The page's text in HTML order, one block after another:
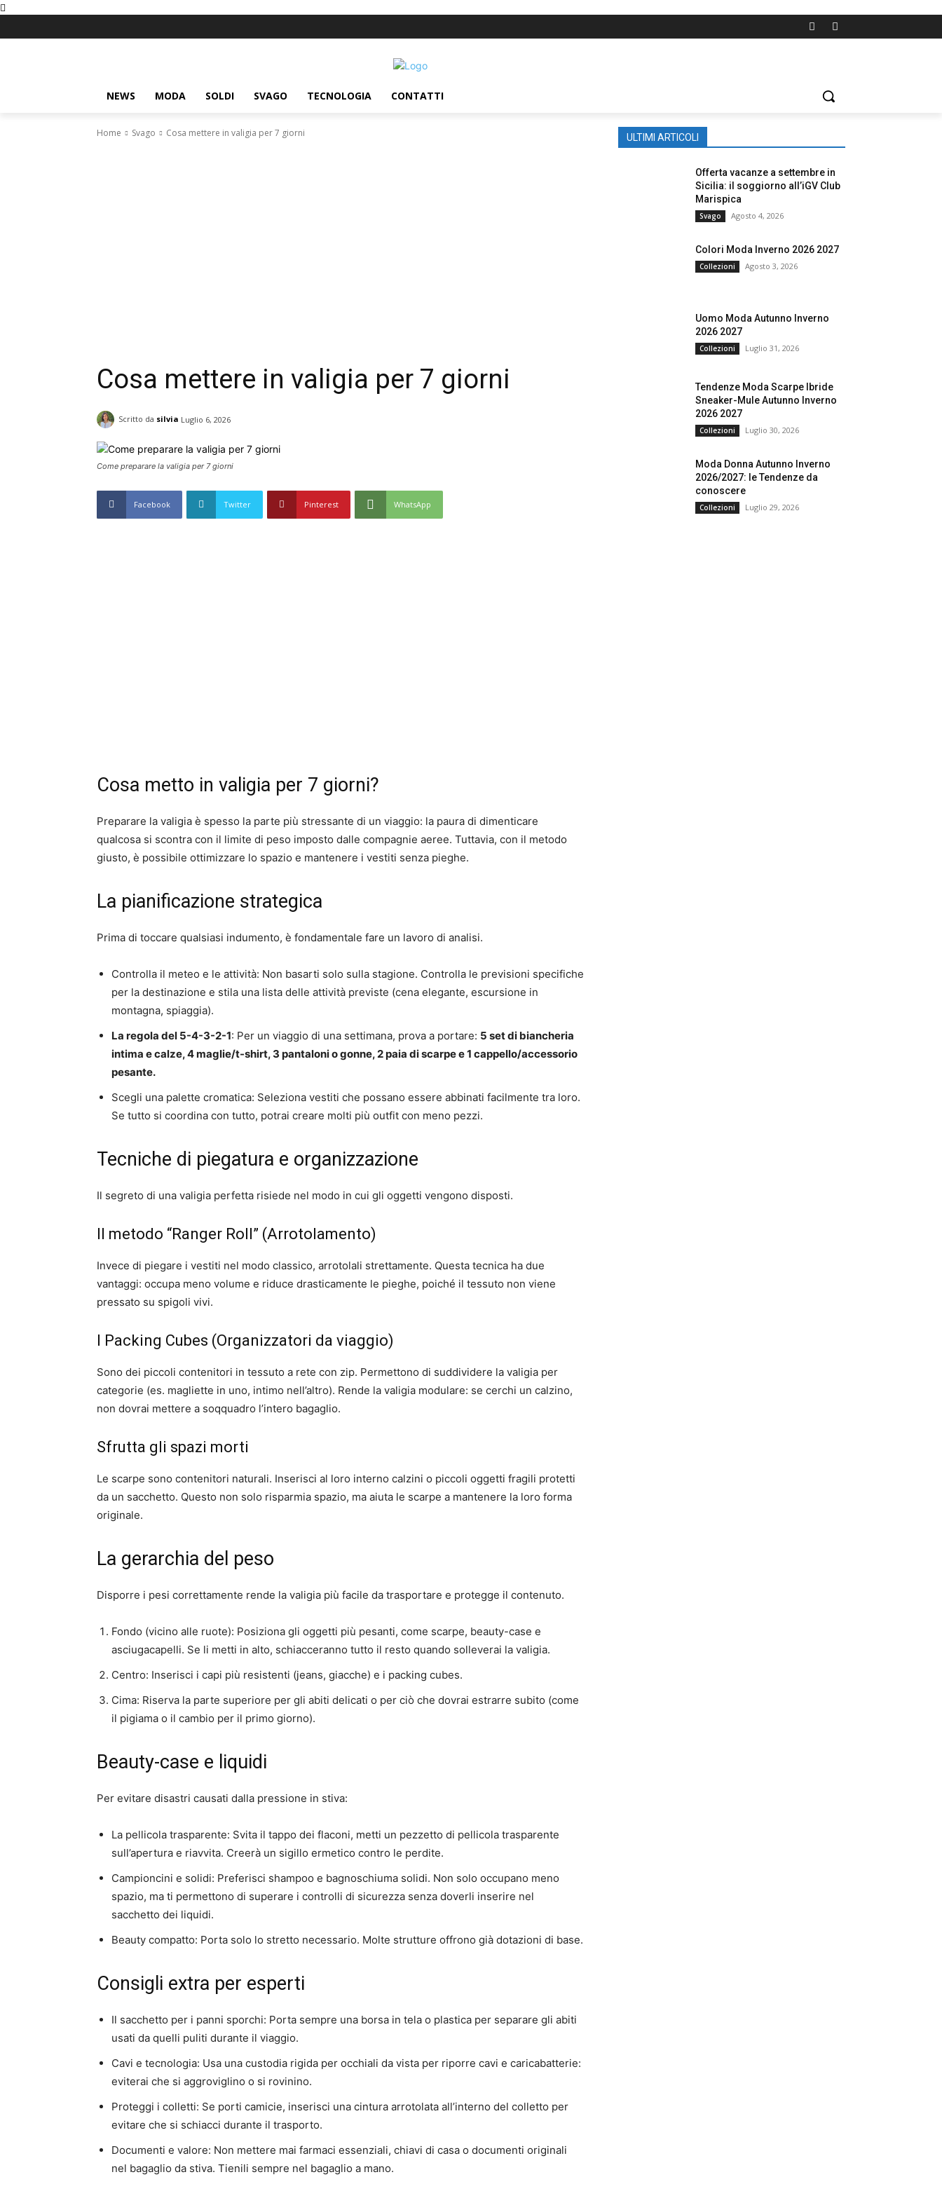
NEWS MODA SOLDI SVAGO TECNOLOGIA CONTATTI
Home Svago Cosa mettere in valigia per 7 giorni
Cosa mettere in valigia per 7 giorni
Scritto da silvia Luglio 6, 2026
Come preparare la valigia per 7 giorni
Facebook Twitter Pinterest WhatsApp
Cosa metto in valigia per 7 giorni?
Preparare la valigia è spesso la parte più stressante di un viaggio: la paura di dimenticare
qualcosa si scontra con il limite di peso imposto dalle compagnie aeree. Tuttavia, con il metodo
giusto, è possibile ottimizzare lo spazio e mantenere i vestiti senza pieghe.
La pianificazione strategica
Prima di toccare qualsiasi indumento, è fondamentale fare un lavoro di analisi.
Controlla il meteo e le attività: Non basarti solo sulla stagione. Controlla le previsioni specifiche
per la destinazione e stila una lista delle attività previste (cena elegante, escursione in
montagna, spiaggia).
La regola del 5-4-3-2-1: Per un viaggio di una settimana, prova a portare: 5 set di biancheria
intima e calze, 4 maglie/t-shirt, 3 pantaloni o gonne, 2 paia di scarpe e 1 cappello/accessorio
pesante.
Scegli una palette cromatica: Seleziona vestiti che possano essere abbinati facilmente tra loro.
Se tutto si coordina con tutto, potrai creare molti più outfit con meno pezzi.
Tecniche di piegatura e organizzazione
Il segreto di una valigia perfetta risiede nel modo in cui gli oggetti vengono disposti.
Il metodo “Ranger Roll” (Arrotolamento)
Invece di piegare i vestiti nel modo classico, arrotolali strettamente. Questa tecnica ha due
vantaggi: occupa meno volume e riduce drasticamente le pieghe, poiché il tessuto non viene
pressato su spigoli vivi.
I Packing Cubes (Organizzatori da viaggio)
Sono dei piccoli contenitori in tessuto a rete con zip. Permettono di suddividere la valigia per
categorie (es. magliette in uno, intimo nell’altro). Rende la valigia modulare: se cerchi un calzino,
non dovrai mettere a soqquadro l’intero bagaglio.
Sfrutta gli spazi morti
Le scarpe sono contenitori naturali. Inserisci al loro interno calzini o piccoli oggetti fragili protetti
da un sacchetto. Questo non solo risparmia spazio, ma aiuta le scarpe a mantenere la loro forma
originale.
La gerarchia del peso
Disporre i pesi correttamente rende la valigia più facile da trasportare e protegge il contenuto.
Fondo (vicino alle ruote): Posiziona gli oggetti più pesanti, come scarpe, beauty-case e
asciugacapelli. Se li metti in alto, schiacceranno tutto il resto quando solleverai la valigia.
Centro: Inserisci i capi più resistenti (jeans, giacche) e i packing cubes.
Cima: Riserva la parte superiore per gli abiti delicati o per ciò che dovrai estrarre subito (come
il pigiama o il cambio per il primo giorno).
Beauty-case e liquidi
Per evitare disastri causati dalla pressione in stiva:
La pellicola trasparente: Svita il tappo dei flaconi, metti un pezzetto di pellicola trasparente
sull’apertura e riavvita. Creerà un sigillo ermetico contro le perdite.
Campioncini e solidi: Preferisci shampoo e bagnoschiuma solidi. Non solo occupano meno
spazio, ma ti permettono di superare i controlli di sicurezza senza doverli inserire nel
sacchetto dei liquidi.
Beauty compatto: Porta solo lo stretto necessario. Molte strutture offrono già dotazioni di base.
Consigli extra per esperti
Il sacchetto per i panni sporchi: Porta sempre una borsa in tela o plastica per separare gli abiti
usati da quelli puliti durante il viaggio.
Cavi e tecnologia: Usa una custodia rigida per occhiali da vista per riporre cavi e caricabatterie:
eviterai che si aggroviglino o si rovinino.
Proteggi i colletti: Se porti camicie, inserisci una cintura arrotolata all’interno del colletto per
evitare che si schiacci durante il trasporto.
Documenti e valore: Non mettere mai farmaci essenziali, chiavi di casa o documenti originali
nel bagaglio da stiva. Tienili sempre nel bagaglio a mano.
ULTIMI ARTICOLI
Offerta vacanze a settembre in
Sicilia: il soggiorno all’iGV Club
Marispica
Svago Agosto 4, 2026
Colori Moda Inverno 2026 2027
Collezioni Agosto 3, 2026
Uomo Moda Autunno Inverno
2026 2027
Collezioni Luglio 31, 2026
Tendenze Moda Scarpe Ibride
Sneaker-Mule Autunno Inverno
2026 2027
Collezioni Luglio 30, 2026
Moda Donna Autunno Inverno
2026/2027: le Tendenze da
conoscere
Collezioni Luglio 29, 2026